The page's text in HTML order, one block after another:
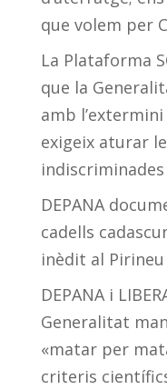
que volem per
La Plataforma
que la
amb
exigeix aturar
indiscriminades
DEPANA
cadells
inèdit al Pirineu
DEPANA i
Generalitat
«matar per
criteris